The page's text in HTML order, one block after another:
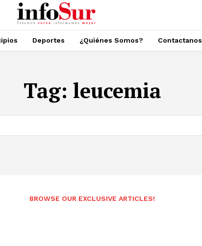
Deportes ¿Quiénes Somos? Contactanos
Tag: leucemia
BROWSE OUR EXCLUSIVE ARTICLES!